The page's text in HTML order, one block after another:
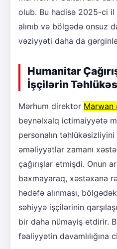
olub. Bu hadisə 2025-ci
alınıb və bölgədə onsuz
vəziyyəti daha da
Humanitar
İşçilərin
Mərhum direktor Marwan
beynəlxalq ictimaiyyətə
personalın
əməliyyatlar zamanı
çağırışlar etmişdi. Onun
baxmayaraq, xəstəxana
hədəfə alınması,
səhiyyə işçilərinin
bir daha nümayiş etdirir.
fəaliyyətin davamlılığına